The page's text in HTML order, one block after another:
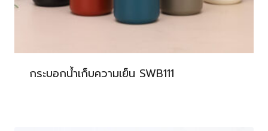
กระบอกน้ำเก็บความเย็น SWB111